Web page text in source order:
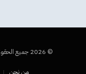
© 2026 جميع الحقوق محفوظة لمجموعة إس تي إس الإعلامية.
من نحن